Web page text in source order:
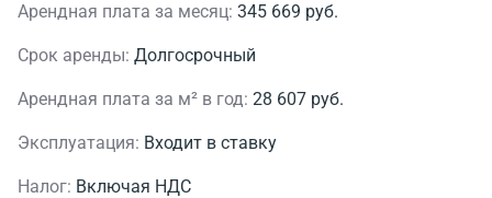
Арендная плата за месяц: 345 669 руб.
Срок аренды: Долгосрочный
Арендная плата за м² в год: 28 607 руб.
Эксплуатация: Входит в ставку
Налог: Включая НДС